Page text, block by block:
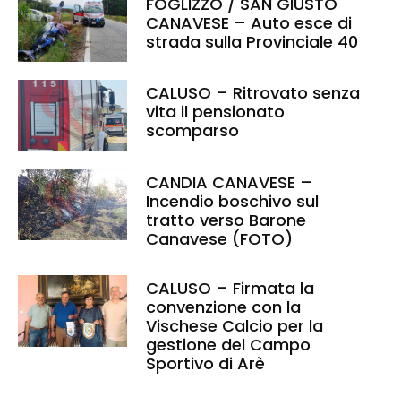
CANAVESE – Auto esce di
strada sulla Provinciale 40
CALUSO – Ritrovato senza
vita il pensionato
scomparso
CANDIA CANAVESE –
Incendio boschivo sul
tratto verso Barone
Canavese (FOTO)
CALUSO – Firmata la
convenzione con la
Vischese Calcio per la
gestione del Campo
Sportivo di Arè